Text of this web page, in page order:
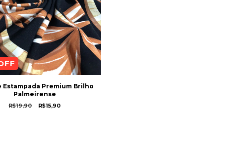
Estampada Premium Brilho
Palmeirense
R$19,90 R$15,90